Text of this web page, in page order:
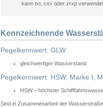
kann txt, csv oder zrxp
Kennzeichnende
Pegelkennwert: GLW
gleichwertiger Wasserstand
Pegelkennwert: HSW, Marke I,
HSW – höchster
Sind in Zusammenarbeit der